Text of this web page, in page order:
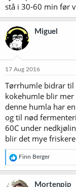
stå i 30-60 min før
Miguel
17 Aug 2016
Tørrhumle bidrar til
kokehumle blir
denne humla har
og til nød
60C under
blir det mye
R
e
a
k
Finn Berger
Mortenpip